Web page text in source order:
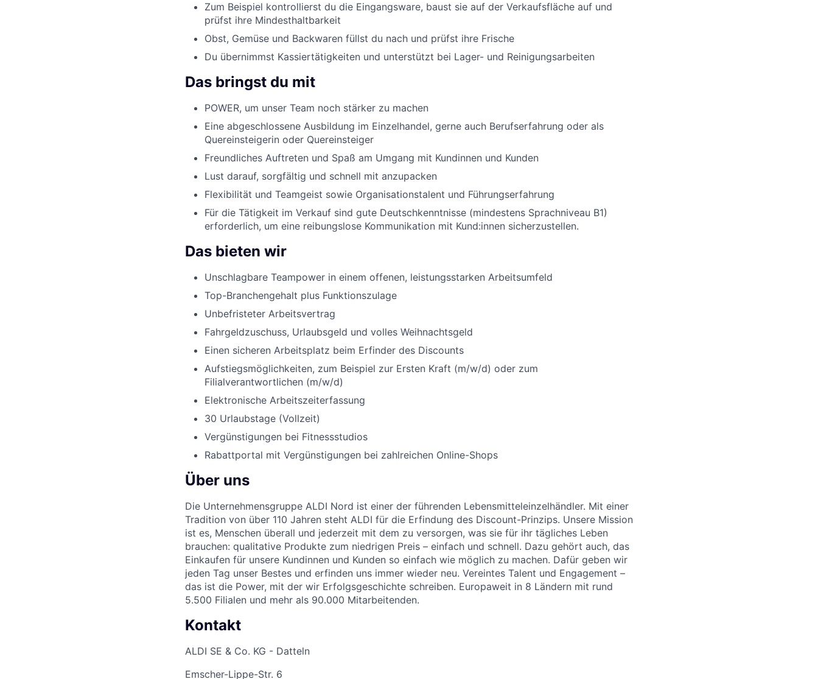
Zum Beispiel kontrollierst du die Eingangsware, baust sie auf der Verkaufsfläche auf und
prüfst ihre Mindesthaltbarkeit
Obst, Gemüse und Backwaren füllst du nach und prüfst ihre Frische
Du übernimmst Kassiertätigkeiten und unterstützt bei Lager- und Reinigungsarbeiten
Das bringst du mit
POWER, um unser Team noch stärker zu machen
Eine abgeschlossene Ausbildung im Einzelhandel, gerne auch Berufserfahrung oder als
Quereinsteigerin oder Quereinsteiger
Freundliches Auftreten und Spaß am Umgang mit Kundinnen und Kunden
Lust darauf, sorgfältig und schnell mit anzupacken
Flexibilität und Teamgeist sowie Organisationstalent und Führungserfahrung
Für die Tätigkeit im Verkauf sind gute Deutschkenntnisse (mindestens Sprachniveau B1)
erforderlich, um eine reibungslose Kommunikation mit Kund:innen sicherzustellen.
Das bieten wir
Unschlagbare Teampower in einem offenen, leistungsstarken Arbeitsumfeld
Top-Branchengehalt plus Funktionszulage
Unbefristeter Arbeitsvertrag
Fahrgeldzuschuss, Urlaubsgeld und volles Weihnachtsgeld
Einen sicheren Arbeitsplatz beim Erfinder des Discounts
Aufstiegsmöglichkeiten, zum Beispiel zur Ersten Kraft (m/w/d) oder zum
Filialverantwortlichen (m/w/d)
Elektronische Arbeitszeiterfassung
30 Urlaubstage (Vollzeit)
Vergünstigungen bei Fitnessstudios
Rabattportal mit Vergünstigungen bei zahlreichen Online-Shops
Über uns
Die Unternehmensgruppe ALDI Nord ist einer der führenden Lebensmitteleinzelhändler. Mit einer
Tradition von über 110 Jahren steht ALDI für die Erfindung des Discount-Prinzips. Unsere Mission
ist es, Menschen überall und jederzeit mit dem zu versorgen, was sie für ihr tägliches Leben
brauchen: qualitative Produkte zum niedrigen Preis – einfach und schnell. Dazu gehört auch, das
Einkaufen für unsere Kundinnen und Kunden so einfach wie möglich zu machen. Dafür geben wir
jeden Tag unser Bestes und erfinden uns immer wieder neu. Vereintes Talent und Engagement –
das ist die Power, mit der wir Erfolgsgeschichte schreiben. Europaweit in 8 Ländern mit rund
5.500 Filialen und mehr als 90.000 Mitarbeitenden.
Kontakt
ALDI SE & Co. KG - Datteln
Emscher-Lippe-Str. 6